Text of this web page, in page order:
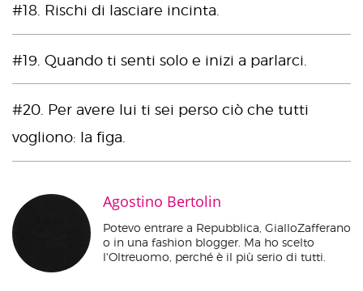
#18. Rischi di lasciare incinta.
#19. Quando ti senti solo e inizi a parlarci.
#20. Per avere lui ti sei perso ciò che tutti
vogliono: la figa.
Agostino Bertolin
Potevo entrare a Repubblica, GialloZafferano
o in una fashion blogger. Ma ho scelto
l'Oltreuomo, perché è il più serio di tutti.